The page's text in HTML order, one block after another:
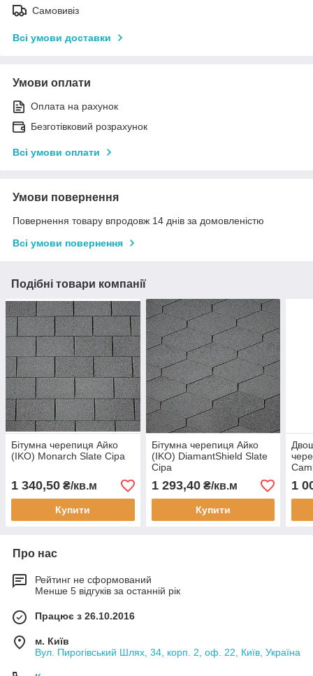
Самовивіз
Всі умови доставки
Умови оплати
Оплата на рахунок
Безготівковий розрахунок
Всі умови оплати
Умови повернення
Повернення товару впродовж 14 днів за домовленістю
Всі умови повернення
Подібні товари компанії
Бітумна черепиця Айко
(IKO) Monarch Slate Сіра
1 340,50 ₴/кв.м
Купити
Бітумна черепиця Айко
(IKO) DiamantShield Slate
Сіра
1 293,40₴/кв.м
Купити
1
Про нас
Рейтинг не сформований
Менше 5 відгуків за останній рік
Працює з 26.10.2016
м. Київ
Вул. Пирогівський Шлях, 34, корп. 2, оф. 22, Київ, Україна